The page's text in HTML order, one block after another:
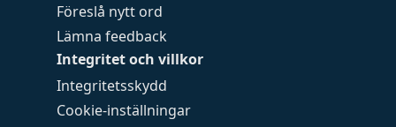
Föreslå nytt ord
Lämna feedback
Integritet och villkor
Integritetsskydd
Cookie-inställningar